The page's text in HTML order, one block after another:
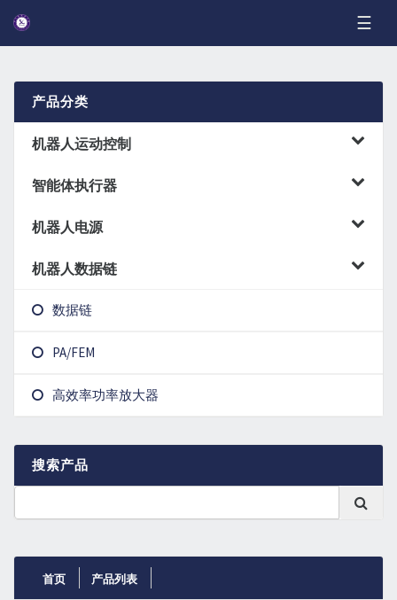
☰
产品分类
机器人运动控制
机器人小脑芯片
智能体执行器
关节控制
关节驱动
机器人电源
机器人BMS
机器人快充
数字电源芯片
PWM
机器人数据链
数据链
PA/FEM
高效率功率放大器
搜索产品
首页 产品列表